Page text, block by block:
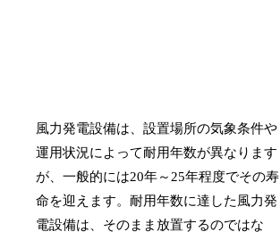
風力発電設備は、設置場所の気象条件や
運用状況によって耐用年数が異なります
が、一般的には20年～25年程度でその寿
命を迎えます。耐用年数に達した風力発
電設備は、そのまま放置するのではな